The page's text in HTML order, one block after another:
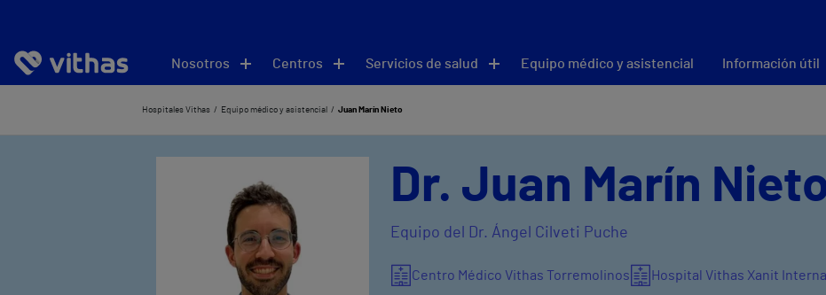
Nosotros Centros Servicios de salud Equipo médico y asistencial Información útil
Hospitales Vithas Equipo médico y asistencial Juan Marín Nieto
Dr. Juan Marín
Equipo del Dr. Ángel Cilveti Puche
Centro Médico Vithas Torremolinos Hospital Vithas Xanit